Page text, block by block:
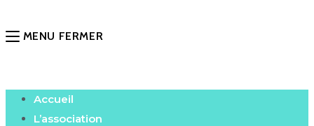
MENU FERMER
Accueil
L’association